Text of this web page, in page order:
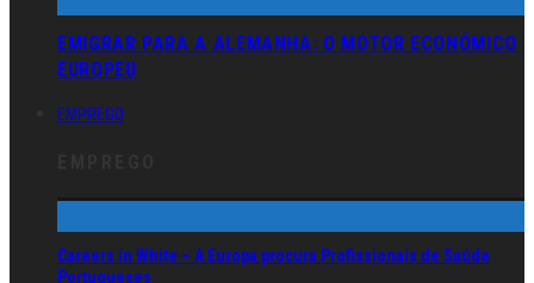
EMIGRAR PARA A ALEMANHA: O MOTOR ECONÓMICO
EUROPEU
EMPREGO
Careers in White – A Europa procura Profissionais de Saúde
Portugueses